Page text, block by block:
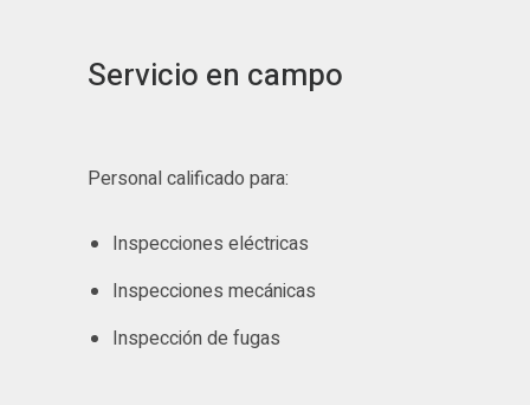
Servicio en campo
Personal calificado para:
Inspecciones eléctricas
Inspecciones mecánicas
Inspección de fugas